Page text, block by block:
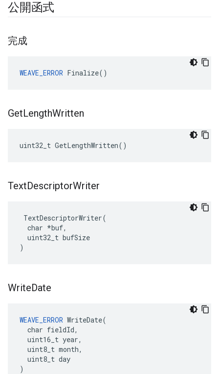
公開函式
完成
WEAVE_ERROR Finalize()
GetLengthWritten
uint32_t GetLengthWritten()
TextDescriptorWriter
TextDescriptorWriter(
  char *buf,
  uint32_t bufSize
)
WriteDate
WEAVE_ERROR WriteDate(
  char fieldId,
  uint16_t year,
  uint8_t month,
  uint8_t day
)